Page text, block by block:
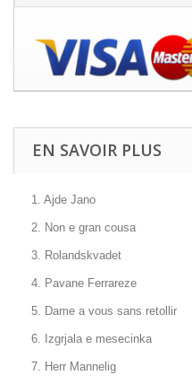
EN SAVOIR PLUS
1. Ajde Jano
2. Non e gran cousa
3. Rolandskvadet
4. Pavane Ferrareze
5. Dame a vous sans retollir
6. Izgrjala e mesecinka
7. Herr Mannelig